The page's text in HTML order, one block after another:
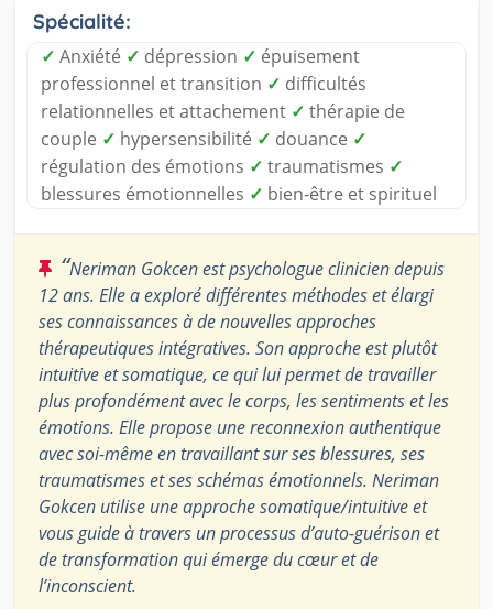
Spécialité:
✓ Anxiété ✓ dépression ✓ épuisement
professionnel et transition ✓ difficultés
relationnelles et attachement ✓ thérapie de
couple ✓ hypersensibilité ✓ douance ✓
régulation des émotions ✓ traumatismes ✓
blessures émotionnelles ✓ bien-être et spirituel
“Neriman Gokcen est psychologue clinicien depuis
12 ans. Elle a exploré différentes méthodes et élargi
ses connaissances à de nouvelles approches
thérapeutiques intégratives. Son approche est plutôt
intuitive et somatique, ce qui lui permet de travailler
plus profondément avec le corps, les sentiments et les
émotions. Elle propose une reconnexion authentique
avec soi-même en travaillant sur ses blessures, ses
traumatismes et ses schémas émotionnels. Neriman
Gokcen utilise une approche somatique/intuitive et
vous guide à travers un processus d’auto-guérison et
de transformation qui émerge du cœur et de
l’inconscient.